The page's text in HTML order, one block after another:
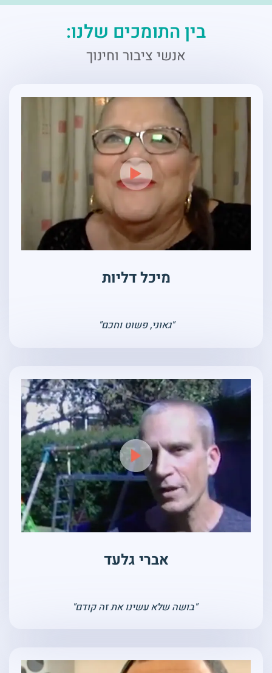
בין התומכים שלנו:
אנשי ציבור וחינוך
מיכל דליות
"גאוני, פשוט וחכם"
אברי גלעד
"בושה שלא עשינו את זה קודם"